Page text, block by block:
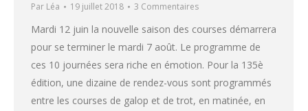
Par Léa 19 juillet 2018 3 Commentaires
Mardi 12 juin la nouvelle saison des courses démarrera
pour se terminer le mardi 7 août. Le programme de
ces 10 journées sera riche en émotion. Pour la 135è
édition, une dizaine de rendez-vous sont programmés
entre les courses de galop et de trot, en matinée, en